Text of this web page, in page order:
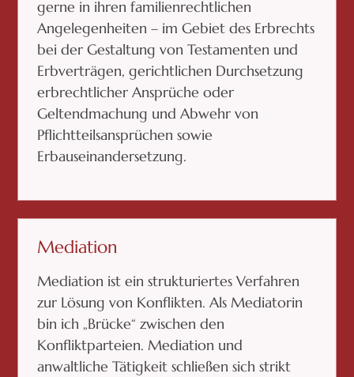
gerne in ihren familienrechtlichen
Angelegenheiten – im Gebiet des Erbrechts
bei der Gestaltung von Testamenten und
Erbverträgen, gerichtlichen Durchsetzung
erbrechtlicher Ansprüche oder
Geltendmachung und Abwehr von
Pflichtteilsansprüchen sowie
Erbauseinandersetzung.
Mediation
Mediation ist ein strukturiertes Verfahren
zur Lösung von Konflikten. Als Mediatorin
bin ich „Brücke“ zwischen den
Konfliktparteien. Mediation und
anwaltliche Tätigkeit schließen sich strikt